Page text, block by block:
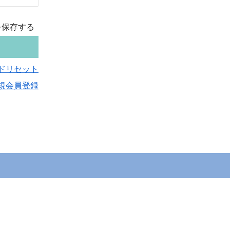
存する
リセット
会員登録